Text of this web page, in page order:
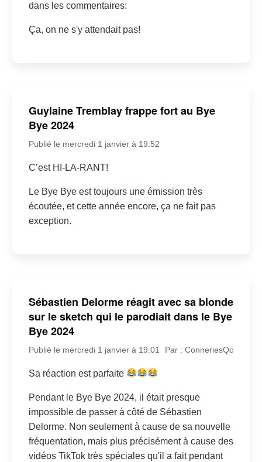
dans les commentaires:
Ça, on ne s'y attendait pas!
Guylaine Tremblay frappe fort au Bye
Bye 2024
Publié le mercredi 1 janvier à 19:52
C’est HI-LA-RANT!
Le Bye Bye est toujours une émission très
écoutée, et cette année encore, ça ne fait pas
exception.
Sébastien Delorme réagit avec sa blonde
sur le sketch qui le parodiait dans le Bye
Bye 2024
Publié le mercredi 1 janvier à 19:01 Par : ConneriesQc
Sa réaction est parfaite
Pendant le Bye Bye 2024, il était presque
impossible de passer à côté de Sébastien
Delorme. Non seulement à cause de sa nouvelle
fréquentation, mais plus précisément à cause des
vidéos TikTok très spéciales qu'il a fait pendant